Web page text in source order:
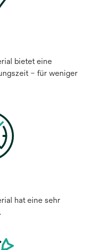
bietet eine
– für weniger
hat eine sehr